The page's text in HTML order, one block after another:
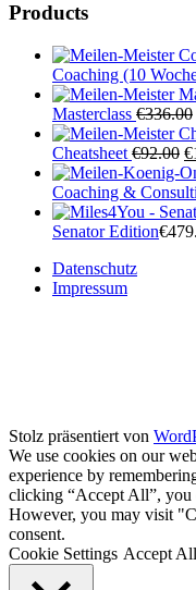
Products
Coaching (10
Masterclass €336.00
Cheatsheet €92.00 €
Coaching &
Senator Edition​€
Datenschutz
Impressum
Stolz präsentiert von
We use cookies on our
experience by
clicking “Accept All”, you
However, you may visit
consent.
Cookie Settings Accept All